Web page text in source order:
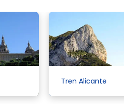
Tren Alicante